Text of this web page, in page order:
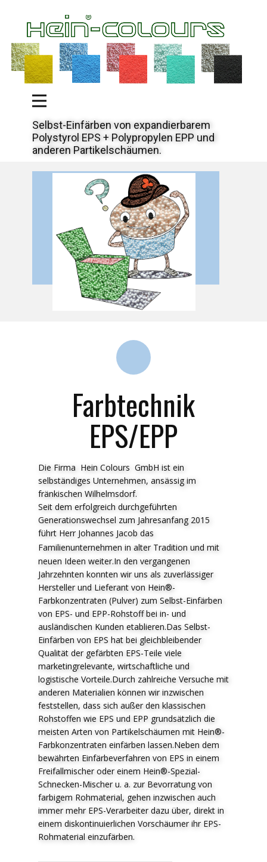
Selbst-Einfärben von expandierbarem
Polystyrol EPS + Polypropylen EPP und
anderen Partikelschäumen.
Farbtechnik
EPS/EPP
Die Firma Hein Colours GmbH ist ein
selbständiges Unternehmen, ansässig im
fränkischen Wilhelmsdorf.
Seit dem erfolgreich durchgeführten
Generationswechsel zum Jahresanfang 2015
führt Herr Johannes Jacob das
Familienunternehmen in alter Tradition und mit
neuen Ideen weiter.In den vergangenen
Jahrzehnten konnten wir uns als zuverlässiger
Hersteller und Lieferant von Hein®-
Farbkonzentraten (Pulver) zum Selbst-Einfärben
von EPS- und EPP-Rohstoff bei in- und
ausländischen Kunden etablieren.Das Selbst-
Einfärben von EPS hat bei gleichbleibender
Qualität der gefärbten EPS-Teile viele
marketingrelevante, wirtschaftliche und
logistische Vorteile.Durch zahlreiche Versuche mit
anderen Materialien können wir inzwischen
feststellen, dass sich außer den klassischen
Rohstoffen wie EPS und EPP grundsätzlich die
meisten Arten von Partikelschäumen mit Hein®-
Farbkonzentraten einfärben lassen.Neben dem
bewährten Einfärbeverfahren von EPS in einem
Freifallmischer oder einem Hein®-Spezial-
Schnecken-Mischer u. a. zur Bevorratung von
farbigem Rohmaterial, gehen inzwischen auch
immer mehr EPS-Verarbeiter dazu über, direkt in
einem diskontinuierlichen Vorschäumer ihr EPS-
Rohmaterial einzufärben.